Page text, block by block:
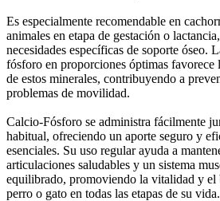
Es especialmente recomendable en
animales en etapa de gestación o
necesidades específicas de soporte óseo.
fósforo en proporciones óptimas
de estos minerales, contribuyendo a
problemas de movilidad.
Calcio-Fósforo se administra fácilmente
habitual, ofreciendo un aporte seguro y
esenciales. Su uso regular ayuda a
articulaciones saludables y un sistema
equilibrado, promoviendo la vitalidad y el
perro o gato en todas las etapas de su vida.